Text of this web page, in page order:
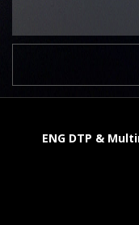
ENG DTP &